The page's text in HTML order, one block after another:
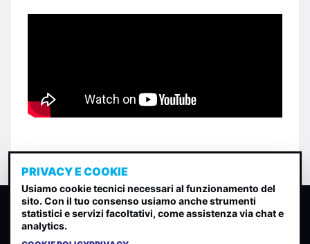
CLASSIFICA INDIE
Classifica per indice di gradimento generata dall analisi di
PRIVACY E COOKIE
Usiamo cookie tecnici necessari al funzionamento del
sito. Con il tuo consenso usiamo anche strumenti
statistici e servizi facoltativi, come assistenza via chat e
analytics.